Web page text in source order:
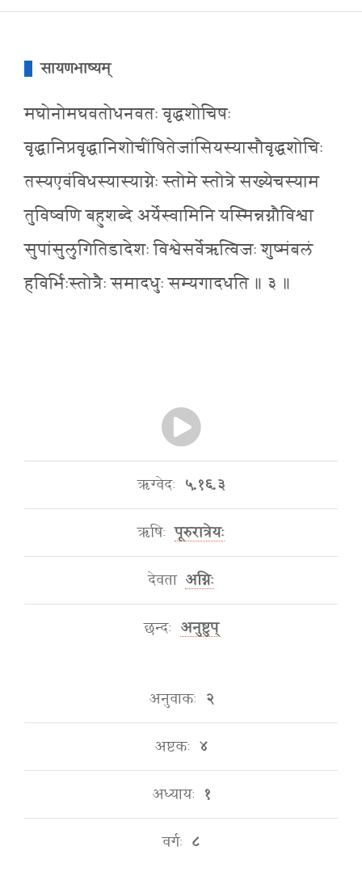
सायणभाष्यम्
मघोनोमघवतोधनवतः वृद्धशोचिषः
वृद्धानिप्रवृद्धानिशोचींषितेजांसियस्यासौवृद्धशोचिः
तस्यएवंविधस्यास्याग्नेः स्तोमे स्तोत्रे सख्येचस्याम
तुविष्वणि बहुशब्दे अर्येस्वामिनि यस्मिन्नग्नौविश्वा
सुपांसुलुगितिडादेशः विश्वेसर्वेऋत्विजः शुष्मंबलं
हविर्भिःस्तोत्रैः समादधुः सम्यगादधति ॥ ३ ॥
ऋग्वेदः ५.१६.३
ऋषिः पूरुरात्रेयः
देवता अग्निः
छन्दः अनुष्टुप्
अनुवाकः २
अष्टकः ४
अध्यायः १
वर्गः ८